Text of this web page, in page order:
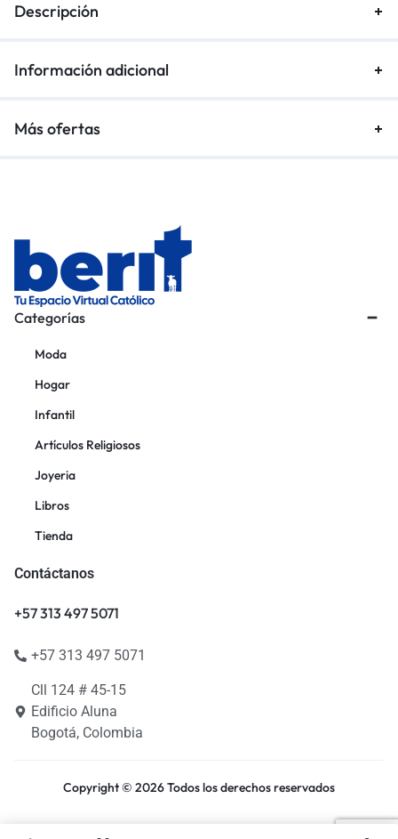
Descripción
Información adicional
Más ofertas
Categorías
Moda
Hogar
Infantil
Artículos Religiosos
Joyeria
Libros
Tienda
Contáctanos
+57 313 497 5071
+57 313 497 5071
Cll 124 # 45-15
Edificio Aluna
Bogotá, Colombia
Copyright © 2026 Todos los derechos reservados